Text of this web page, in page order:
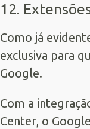
12.
Como já
exclusiva para
Google.
Com a
Center, o